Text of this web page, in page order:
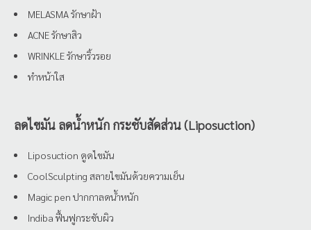
MELASMA รักษาฝ้า
ACNE รักษาสิว
WRINKLE รักษาริ้วรอย
ทำหน้าใส
ลดไขมัน ลดน้ำหนัก กระชับสัดส่วน (Liposuction)
Liposuction ดูดไขมัน
CoolSculpting สลายไขมันด้วยความเย็น
Magic pen ปากกาลดน้ำหนัก
Indiba ฟื้นฟูกระชับผิว